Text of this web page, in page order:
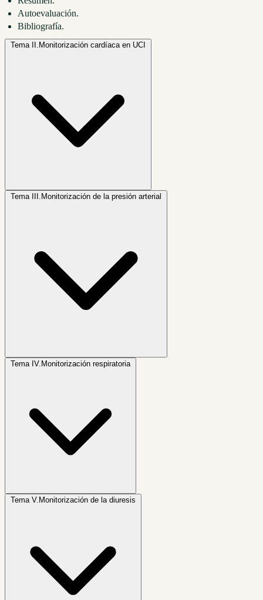
Autoevaluación.
Bibliografía.
Tema II.
Tema III.
Tema IV. Monitorización respiratoria
Tema V.